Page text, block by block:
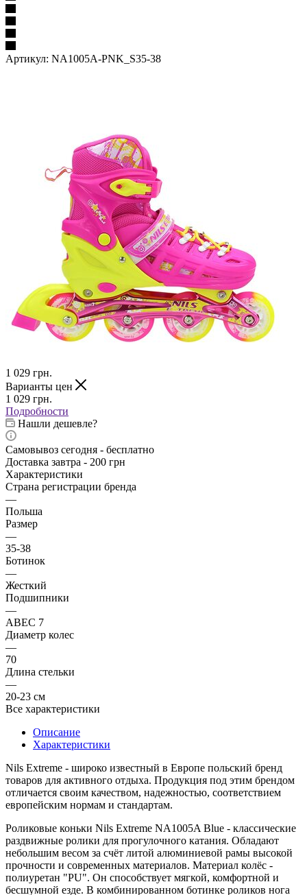
Артикул: NA1005A-PNK_S35-38
1 029 грн.
Варианты цен
1 029 грн.
Подробности
Нашли дешевле?
Самовывоз сегодня - бесплатно
Доставка завтра - 200 грн
Характеристики
Страна регистрации бренда
—
Польша
Размер
—
35-38
Ботинок
—
Жесткий
Подшипники
—
ABEC 7
Диаметр колес
—
70
Длина стельки
—
20-23 см
Все характеристики
Описание
Характеристики
Nils Extreme - широко известный в Европе польский бренд
товаров для активного отдыха. Продукция под этим брендом
отличается своим качеством, надежностью, соответствием
европейским нормам и стандартам.
Роликовые коньки Nils Extreme NA1005A Blue - классические
раздвижные ролики для прогулочного катания. Обладают
небольшим весом за счёт литой алюминиевой рамы высокой
прочности и современных материалов. Материал колёс -
полиуретан "PU". Он способствует мягкой, комфортной и
бесшумной езде. В комбинированном ботинке роликов нога